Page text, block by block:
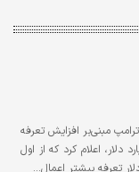
مبنی‌بر افزایش تعرفه
چینی از ۱۰ به ۲۵درصد به ارزش ۲۰۰میلیارد دلار، اعلام کرد که از اول